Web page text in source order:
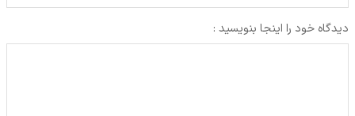
دیدگاه خود را اینجا بنویسید :